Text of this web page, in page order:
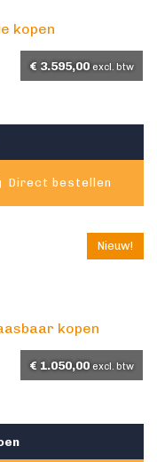
€ 3.595,00 excl. btw
Direct bestellen
Nieuw!
€ 1.050,00 excl. btw